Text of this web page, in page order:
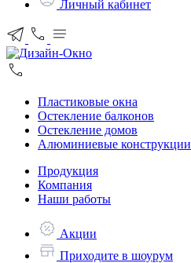
Личный кабинет
Пластиковые окна
Остекление балконов
Остекление домов
Алюминиевые конструкции
Продукция
Компания
Наши работы
Акции
Приходите в шоурум